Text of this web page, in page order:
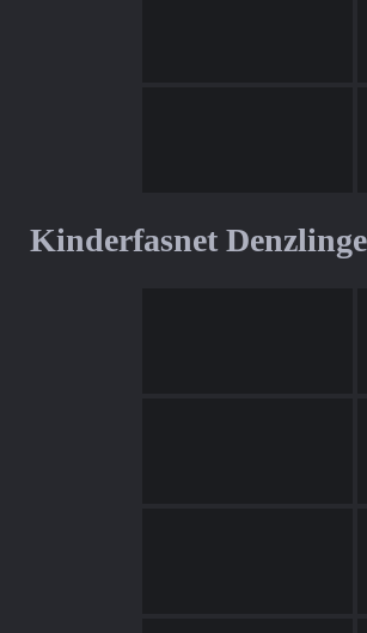
Kinderfasnet